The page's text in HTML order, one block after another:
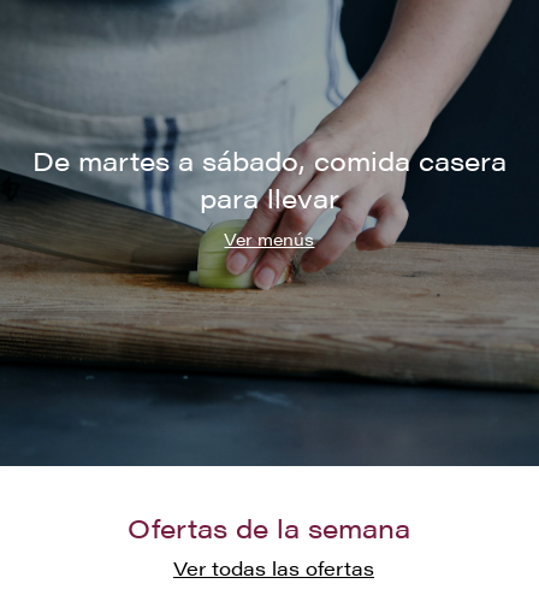
De martes a sábado, comida casera
para llevar
Ver menús
Ofertas de la semana
Ver todas las ofertas